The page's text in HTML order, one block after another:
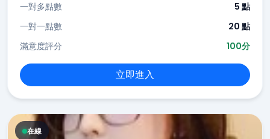
一對多點數
5 點
一對一點數
20 點
滿意度評分
100分
立即進入
在線